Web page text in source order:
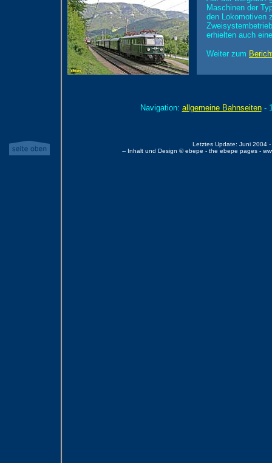
Maschinen der
den Lokomotiven
erhielten auch
Weiter zum
Navigation: allgemeine Bahnseiten-
Letztes Update: Juni 2004
-- Inhalt und Design © ebepe - the ebepe pages -